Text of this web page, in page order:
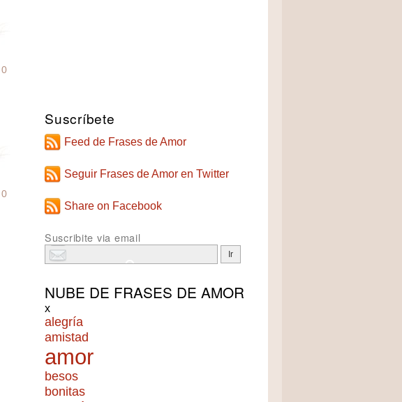
0
0
Suscríbete
Feed de Frases de Amor
Seguir Frases de Amor en Twitter
Share on Facebook
Suscribite via email
NUBE DE FRASES DE AMOR
x
alegría
amistad
amor
besos
bonitas